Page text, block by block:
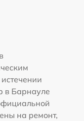
в Барнауле
на ремонт,